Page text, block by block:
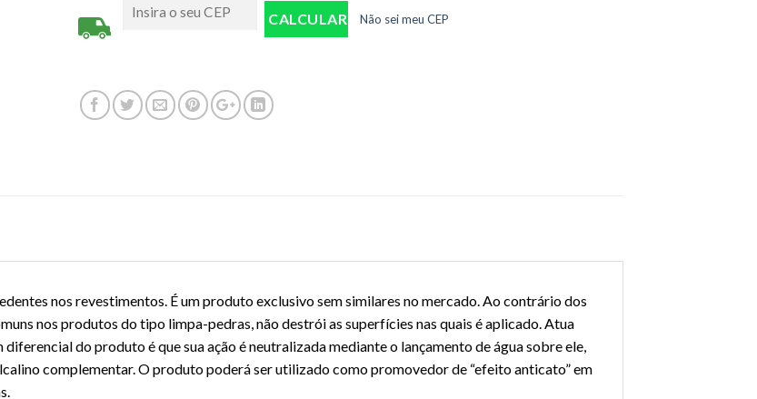
Não sei meu CEP
nos revestimentos. É um produto exclusivo sem similares no mercado. Ao contrário dos
nos produtos do tipo limpa-pedras, não destrói as superfícies nas quais é aplicado. Atua
do produto é que sua ação é neutralizada mediante o lançamento de água sobre ele,
complementar. O produto poderá ser utilizado como promovedor de “efeito anticato” em